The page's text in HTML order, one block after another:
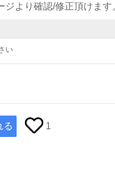
より確認/修正頂けます
い
る 1